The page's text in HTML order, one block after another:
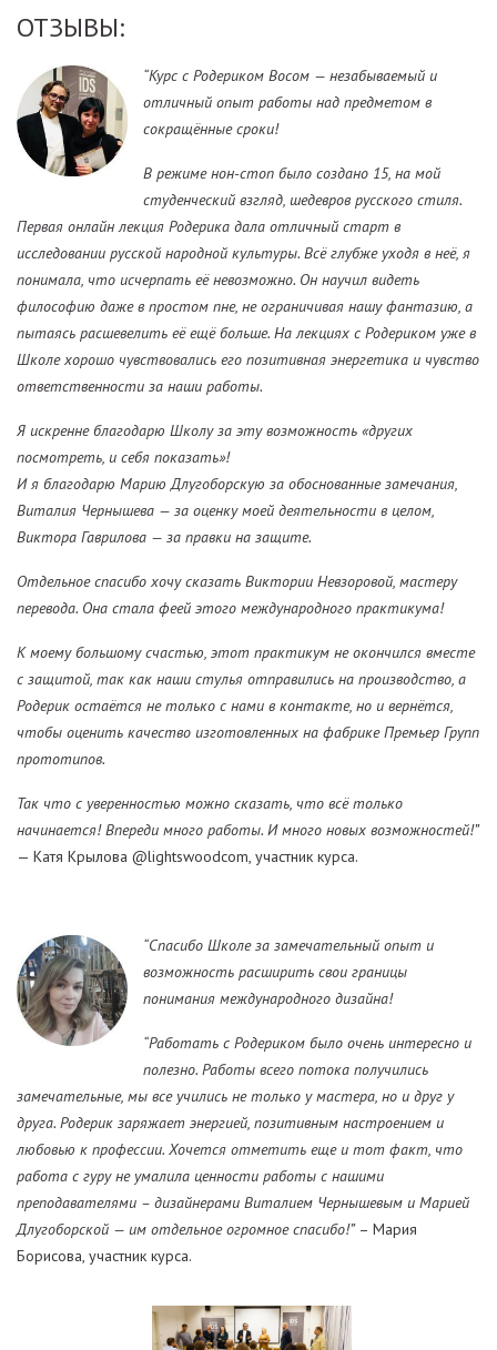
ОТЗЫВЫ:
“Курс с Родериком Восом — незабываемый и
отличный опыт работы над предметом в
сокращённые сроки!
В режиме нон-стоп было создано 15, на мой
студенческий взгляд, шедевров русского стиля.
Первая онлайн лекция Родерика дала отличный старт в
исследовании русской народной культуры. Всё глубже уходя в неё, я
понимала, что исчерпать её невозможно. Он научил видеть
философию даже в простом пне, не ограничивая нашу фантазию, а
пытаясь расшевелить её ещё больше. На лекциях с Родериком уже в
Школе хорошо чувствовались его позитивная энергетика и чувство
ответственности за наши работы.
Я искренне благодарю Школу за эту возможность «других
посмотреть, и себя показать»!
И я благодарю Марию Длугоборскую за обоснованные замечания,
Виталия Чернышева — за оценку моей деятельности в целом,
Виктора Гаврилова — за правки на защите.
Отдельное спасибо хочу сказать Виктории Невзоровой, мастеру
перевода. Она стала феей этого международного практикума!
К моему большому счастью, этот практикум не окончился вместе
с защитой, так как наши стулья отправились на производство, а
Родерик остаётся не только с нами в контакте, но и вернётся,
чтобы оценить качество изготовленных на фабрике Премьер Групп
прототипов.
Так что с уверенностью можно сказать, что всё только
начинается! Впереди много работы. И много новых возможностей!”
— Катя Крылова @lightswoodcom, участник курса.
“Спасибо Школе за замечательный опыт и
возможность расширить свои границы
понимания международного дизайна!
“Работать с Родериком было очень интересно и
полезно. Работы всего потока получились
замечательные, мы все учились не только у мастера, но и друг у
друга. Родерик заряжает энергией, позитивным настроением и
любовью к профессии. Хочется отметить еще и тот факт, что
работа с гуру не умалила ценности работы с нашими
преподавателями – дизайнерами Виталием Чернышевым и Марией
Длугоборской — им отдельное огромное спасибо!”– Мария
Борисова, участник курса.